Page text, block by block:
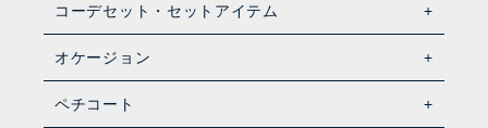
コーデセット・セットアイテム
オケージョン
ペチコート